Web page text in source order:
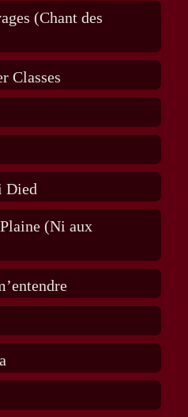
(Chant des
Classes
Died
(Ni aux